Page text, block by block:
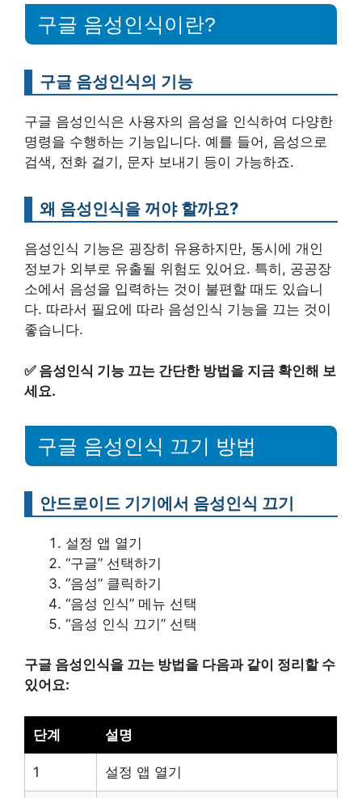
구글 음성인식이란?
구글 음성인식의 기능
구글 음성인식은 사용자의 음성을 인식하여 다양한
명령을 수행하는 기능입니다. 예를 들어, 음성으로
검색, 전화 걸기, 문자 보내기 등이 가능하죠.
왜 음성인식을 꺼야 할까요?
음성인식 기능은 굉장히 유용하지만, 동시에 개인
정보가 외부로 유출될 위험도 있어요. 특히, 공공장
소에서 음성을 입력하는 것이 불편할 때도 있습니
다. 따라서 필요에 따라 음성인식 기능을 끄는 것이
좋습니다.
✅ 음성인식 기능 끄는 간단한 방법을 지금 확인해 보
세요.
구글 음성인식 끄기 방법
안드로이드 기기에서 음성인식 끄기
설정 앱 열기
“구글” 선택하기
“음성” 클릭하기
“음성 인식” 메뉴 선택
“음성 인식 끄기” 선택
구글 음성인식을 끄는 방법을 다음과 같이 정리할 수
있어요:
단계 설명
1 설정 앱 열기